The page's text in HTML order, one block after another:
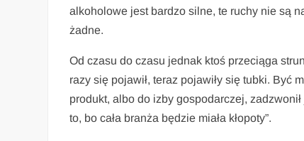
alkoholowe jest bardzo silne, te ruchy nie są
żadne.
Od czasu do czasu jednak ktoś przeciąga
razy się pojawił, teraz pojawiły się tubki. Być
produkt, albo do izby gospodarczej,
to, bo cała branża będzie miała kłopoty”.